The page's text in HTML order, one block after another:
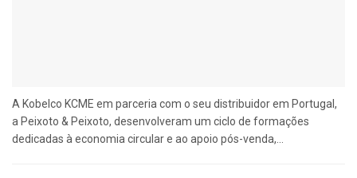
A Kobelco KCME em parceria com o seu distribuidor em Portugal,
a Peixoto & Peixoto, desenvolveram um ciclo de formações
dedicadas à economia circular e ao apoio pós-venda,...